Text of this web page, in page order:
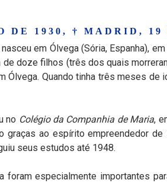
DE 1930, † MADRID, 19
em Ólvega (Sória, Espanha),
de doze filhos (três dos quais
Ólvega. Quando tinha três meses
no Colégio da Companhia de Maria,
graças ao espírito empreendedor
seus estudos até 1948.
foram especialmente importantes